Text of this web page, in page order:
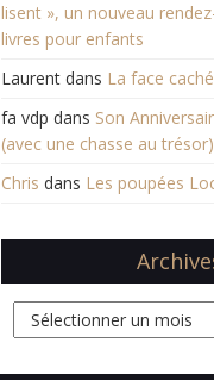
lisent », un nouveau
livres pour enfants
Laurentdans La face
fa vdp dans Son
(avec une chasse au trésor)
Chris dans Les poupées
Archives